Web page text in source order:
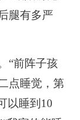
腿有多严
“前阵子孩
点睡觉，第
以睡到10